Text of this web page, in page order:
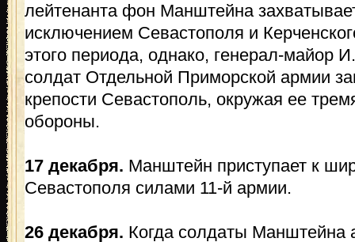
лейтенанта фон Манштейна
исключением Севастополя и
этого периода, однако, генерал-майор
солдат Отдельной Приморской армии
крепости Севастополь, окружая ее
обороны.
17 декабря. Манштейн приступает к
Севастополя силами 11-й армии.
26 декабря. Когда солдаты Манштейна